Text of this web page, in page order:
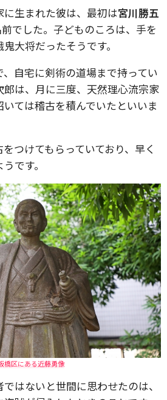
生まれた彼は、最初は宮川勝五
でした。子どものころは、手を
大将だったそうです。
自宅に剣術の道場まで持ってい
は、月に三度、天然理心流宗家
いては稽古を積んでいたといいま
つけてもらっていており、早く
です。
橋区にある近藤勇像
はないと世間に思わせたのは、